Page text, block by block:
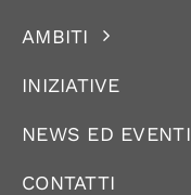
AMBITI
INIZIATIVE
NEWS ED EVENTI
CONTATTI